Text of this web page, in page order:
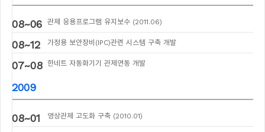
08~06 관제 응용프로그램 유지보수 (2011.06)
08~12 가정용 보안장비(IPC)관련 시스템 구축 개발
07~08 한네트 자동화기기 관제연동 개발
2009
08~01 영상관제 고도화 구축 (2010.01)